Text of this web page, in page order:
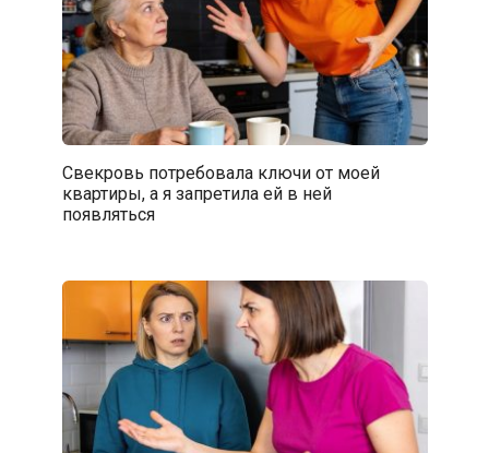
Свекровь потребовала ключи от моей
квартиры, а я запретила ей в ней
появляться